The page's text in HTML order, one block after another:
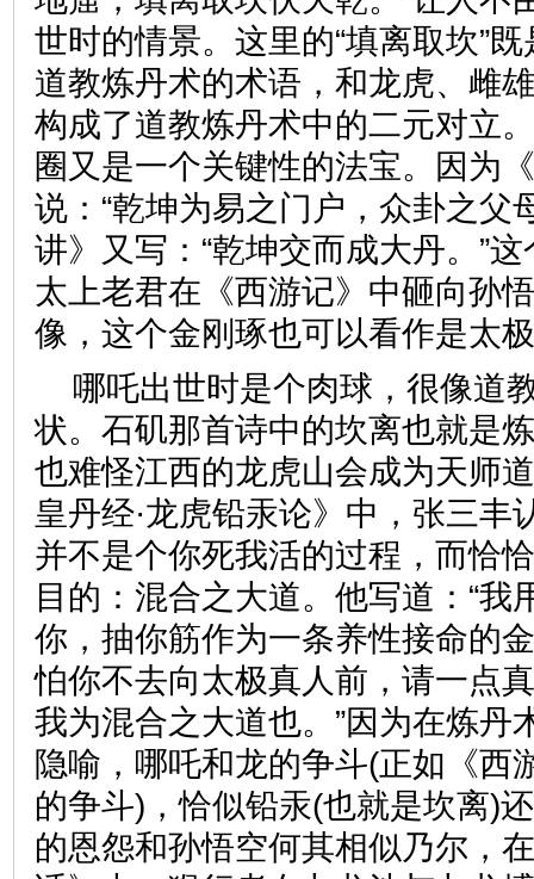
世时的情景。这里的“填离取坎”
道教炼丹术的术语，和龙虎、雌
构成了道教炼丹术中的二元对立
圈又是一个关键性的法宝。因为
说：“乾坤为易之门户，众卦之父
讲》又写：“乾坤交而成大丹。”
太上老君在《西游记》中砸向孙
像，这个金刚琢也可以看作是太
哪吒出世时是个肉球，很像道
状。石矶那首诗中的坎离也就是
也难怪江西的龙虎山会成为天师
皇丹经·龙虎铅汞论》中，张三丰
并不是个你死我活的过程，而恰
目的：混合之大道。他写道：“我
你，抽你筋作为一条养性接命的
怕你不去向太极真人前，请一点
我为混合之大道也。”因为在炼丹
隐喻，哪吒和龙的争斗(正如《西
的争斗)，恰似铅汞(也就是坎离)
的恩怨和孙悟空何其相似乃尔，